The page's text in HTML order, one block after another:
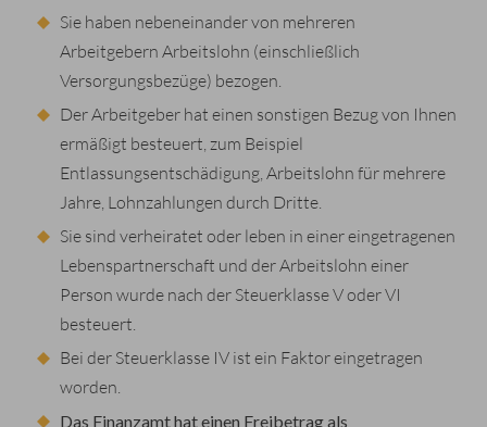
Sie haben nebeneinander von mehreren
Arbeitgebern Arbeitslohn (einschließlich
Versorgungsbezüge) bezogen.
Der Arbeitgeber hat einen sonstigen Bezug von Ihnen
ermäßigt besteuert, zum Beispiel
Entlassungsentschädigung, Arbeitslohn für mehrere
Jahre, Lohnzahlungen durch Dritte.
Sie sind verheiratet oder leben in einer eingetragenen
Lebenspartnerschaft und der Arbeitslohn einer
Person wurde nach der Steuerklasse V oder VI
besteuert.
Bei der Steuerklasse IV ist ein Faktor eingetragen
worden.
Das Finanzamt hat einen Freibetrag als